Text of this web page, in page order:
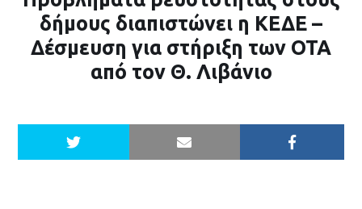
δήμους διαπιστώνει η ΚΕΔΕ –
Δέσμευση για στήριξη των ΟΤΑ
από τον Θ. Λιβάνιο